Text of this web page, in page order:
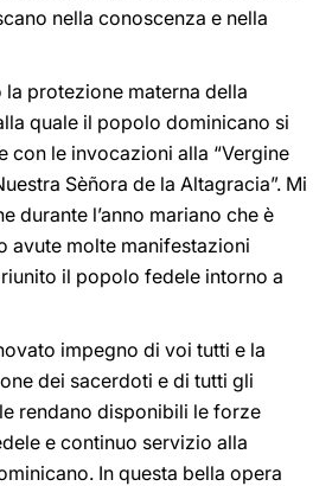
nella conoscenza e nella
protezione materna della
quale il popolo dominicano si
con le invocazioni alla “Vergine
Sèñora de la Altagracia”. Mi
durante l’anno mariano che è
avute molte manifestazioni
il popolo fedele intorno a
impegno di voi tutti e la
dei sacerdoti e di tutti gli
rendano disponibili le forze
e continuo servizio alla
In questa bella opera